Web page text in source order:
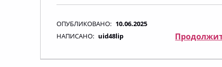
ОПУБЛИКОВАНО: 10.06.2025
НАПИСАНО: uid48lip